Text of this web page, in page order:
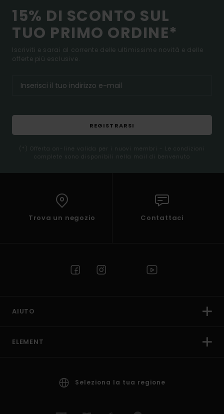
15% DI SCONTO SUL
TUO PRIMO ORDINE*
Iscriviti e sarai al corrente delle ultimissime novità e delle
offerte più esclusive.
REGISTRARSI
(*) Offerta on-line valida per i nuovi membri - Le condizioni
complete sono disponibili nella mail di benvenuto
Trova un negozio Contattaci
AIUTO
ELEMENT
Seleziona la tua regione